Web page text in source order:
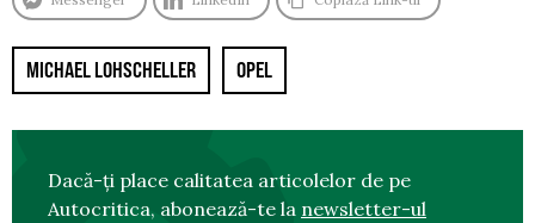
MICHAEL LOHSCHELLER OPEL
Dacă-ți place calitatea articolelor de pe
Autocritica, abonează-te la newsletter-ul